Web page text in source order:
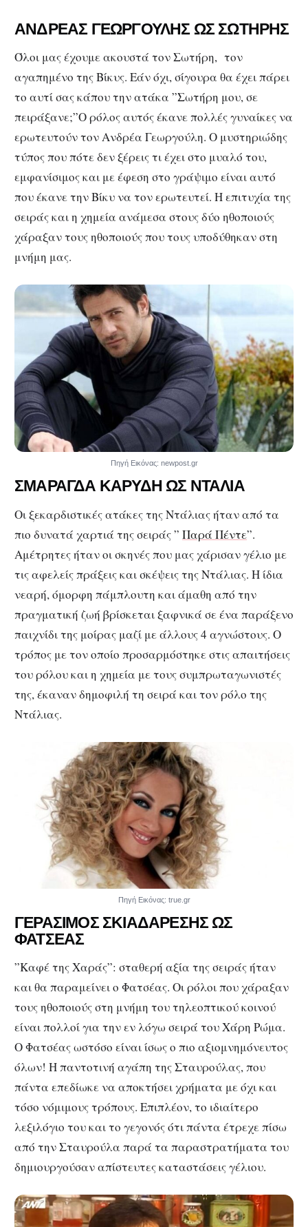
ΑΝΔΡΕΑΣ ΓΕΩΡΓΟΥΛΗΣ ΩΣ ΣΩΤΗΡΗΣ
Όλοι μας έχουμε ακουστά τον Σωτήρη, τον
αγαπημένο της Βίκυς. Εάν όχι, σίγουρα θα έχει πάρει
το αυτί σας κάπου την ατάκα ”Σωτήρη μου, σε
πειράξανε;”Ο ρόλος αυτός έκανε πολλές γυναίκες να
ερωτευτούν τον Ανδρέα Γεωργούλη. Ο μυστηριώδης
τύπος που πότε δεν ξέρεις τι έχει στο μυαλό του,
εμφανίσιμος και με έφεση στο γράψιμο είναι αυτό
που έκανε την Βίκυ να τον ερωτευτεί. Η επιτυχία της
σειράς και η χημεία ανάμεσα στους δύο ηθοποιούς
χάραξαν τους ηθοποιούς που τους υποδύθηκαν στη
μνήμη μας.
Πηγή Εικόνας: newpost.gr
ΣΜΑΡΑΓΔΑ ΚΑΡΥΔΗ ΩΣ ΝΤΑΛΙΑ
Οι ξεκαρδιστικές ατάκες της Ντάλιας ήταν από τα
πιο δυνατά χαρτιά της σειράς ” Παρά Πέντε”.
Αμέτρητες ήταν οι σκηνές που μας χάρισαν γέλιο με
τις αφελείς πράξεις και σκέψεις της Ντάλιας. Η ίδια
νεαρή, όμορφη πάμπλουτη και άμαθη από την
πραγματική ζωή βρίσκεται ξαφνικά σε ένα παράξενο
παιχνίδι της μοίρας μαζί με άλλους 4 αγνώστους. Ο
τρόπος με τον οποίο προσαρμόστηκε στις απαιτήσεις
του ρόλου και η χημεία με τους συμπρωταγωνιστές
της, έκαναν δημοφιλή τη σειρά και τον ρόλο της
Ντάλιας.
Πηγή Εικόνας: true.gr
ΓΕΡΑΣΙΜΟΣ ΣΚΙΑΔΑΡΕΣΗΣ ΩΣ
ΦΑΤΣΕΑΣ
”Καφέ της Χαράς”: σταθερή αξία της σειράς ήταν
και θα παραμείνει ο Φατσέας. Οι ρόλοι που χάραξαν
τους ηθοποιούς στη μνήμη του τηλεοπτικού κοινού
είναι πολλοί για την εν λόγω σειρά του Χάρη Ρώμα.
Ο Φατσέας ωστόσο είναι ίσως ο πιο αξιομνημόνευτος
όλων! Η παντοτινή αγάπη της Σταυρούλας, που
πάντα επεδίωκε να αποκτήσει χρήματα με όχι και
τόσο νόμιμους τρόπους. Επιπλέον, το ιδιαίτερο
λεξιλόγιο του και το γεγονός ότι πάντα έτρεχε πίσω
από την Σταυρούλα παρά τα παραστρατήματα του
δημιουργούσαν απίστευτες καταστάσεις γέλιου.